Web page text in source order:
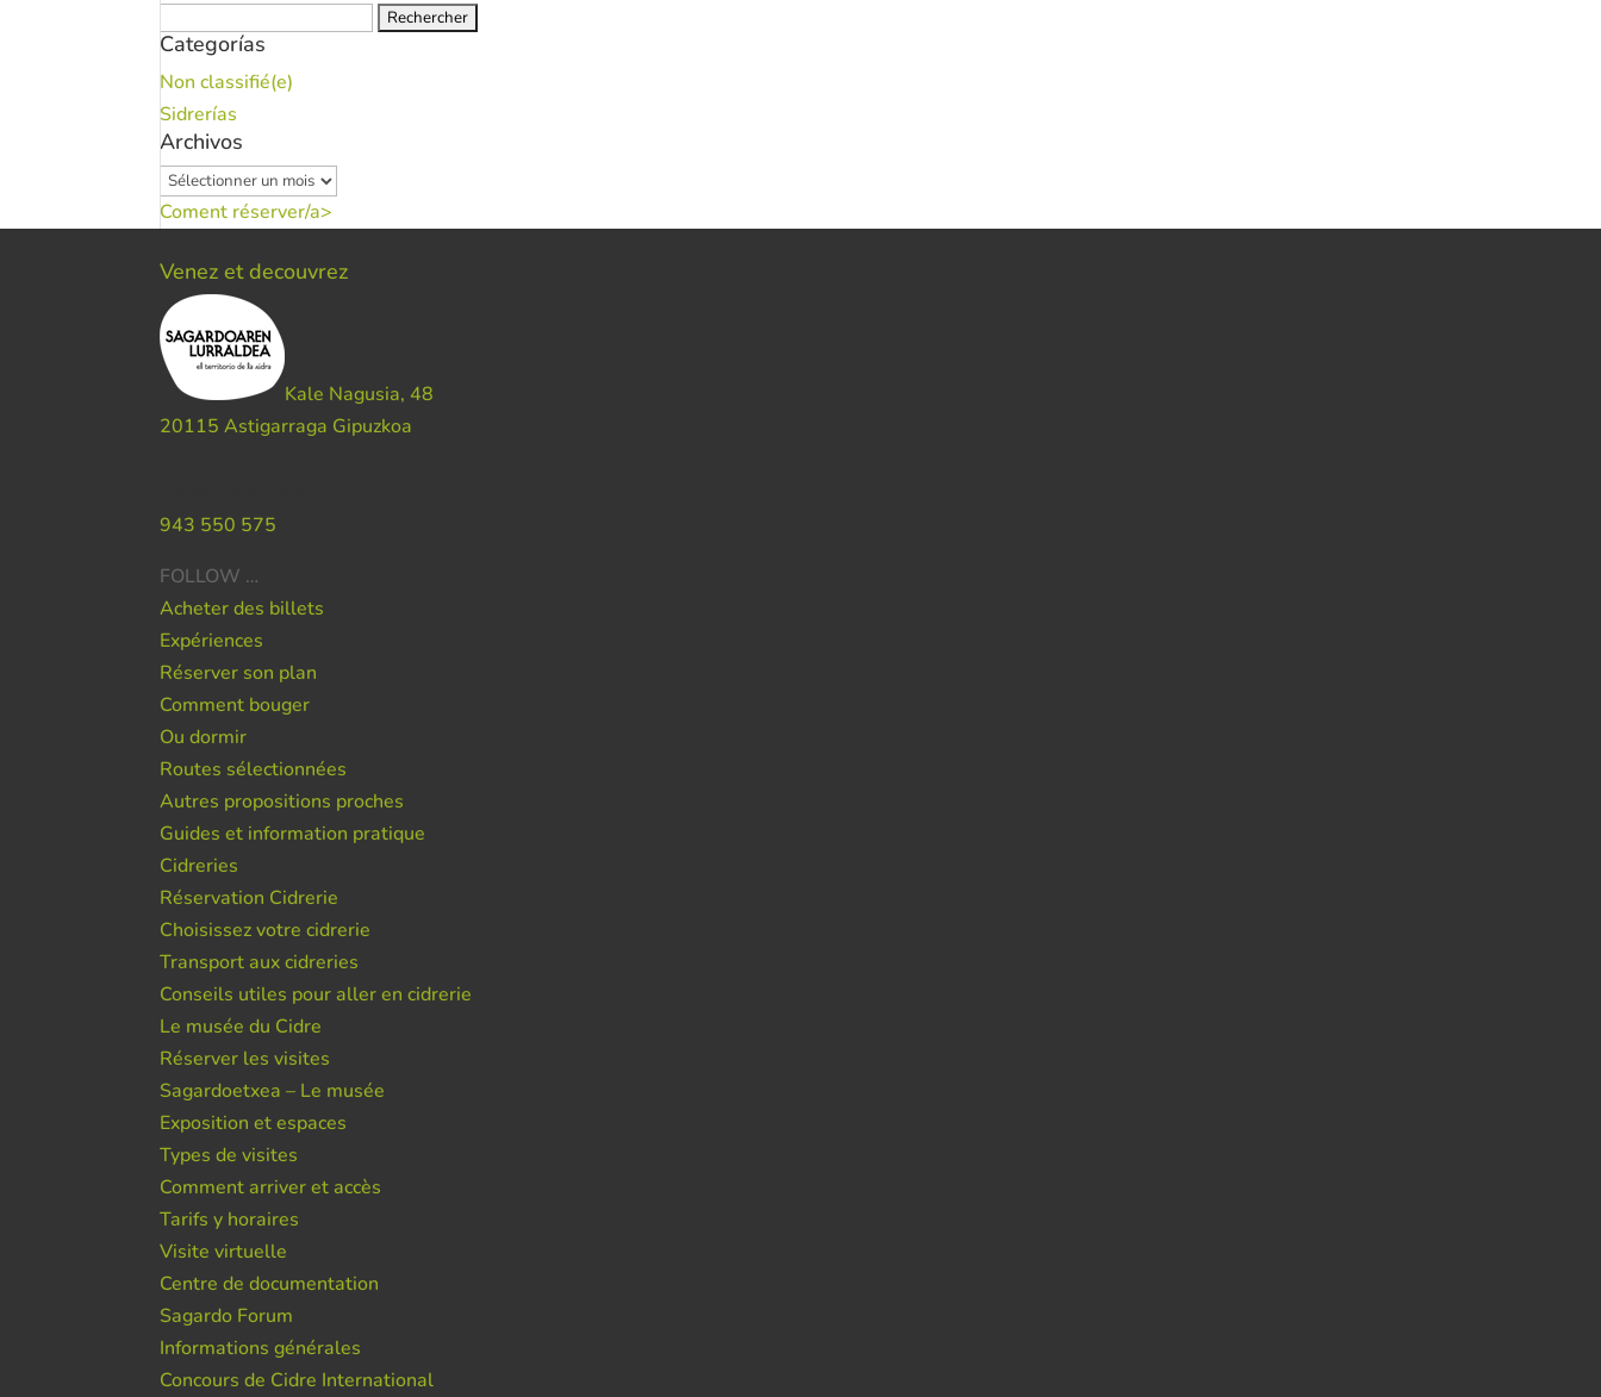
Categorías
Non classifié(e)
Sidrerías
Archivos
Archivos
Coment réserver/a>
Venez et decouvrez
Kale Nagusia, 48
20115 Astigarraga Gipuzkoa
943 550 575
FOLLOW …
Acheter des billets
Expériences
Réserver son plan
Comment bouger
Ou dormir
Routes sélectionnées
Autres propositions proches
Guides et information pratique
Cidreries
Réservation Cidrerie
Choisissez votre cidrerie
Transport aux cidreries
Conseils utiles pour aller en cidrerie
Le musée du Cidre
Réserver les visites
Sagardoetxea – Le musée
Exposition et espaces
Types de visites
Comment arriver et accès
Tarifs y horaires
Visite virtuelle
Centre de documentation
Sagardo Forum
Informations générales
Concours de Cidre International